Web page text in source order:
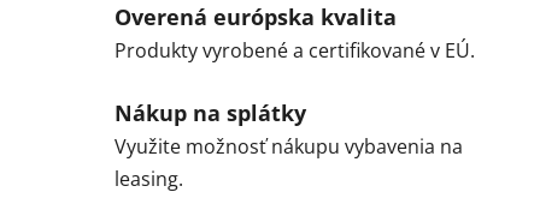
Overená európska kvalita
Produkty vyrobené a certifikované v EÚ.
Nákup na splátky
Využite možnosť nákupu vybavenia na
leasing.